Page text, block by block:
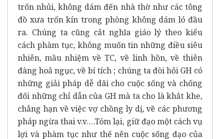
trốn nhủi, không dám đến nhà thờ như các tông
đồ xưa trốn kín trong phòng không dám ló đầu
ra. Chúng ta cũng cắt nghĩa giáo lý theo kiểu
cách phàm tục, không muốn tin những điều siêu
nhiên, mầu nhiệm về TC, về linh hồn, về thiên
đàng hoả ngục, về bí tích ; chúng ta đòi hỏi GH có
những giải pháp dễ dãi cho cuộc sống và chống
đối những chỉ dẫn của GH mà ta cho là khắt khe,
chẳng hạn về việc vợ chồng ly dị, về các phương
pháp ngừa thai v.v….Tóm lại, giữ đạo một cách vụ
lợi và phàm tục như thế nên cuộc sống đạo của